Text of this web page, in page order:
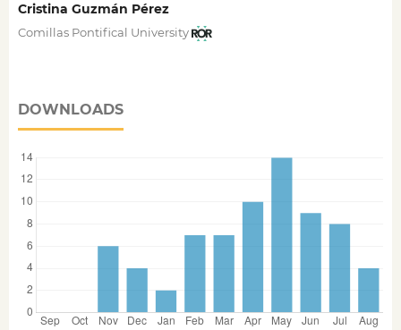
Cristina Guzmán Pérez
Comillas Pontifical University
DOWNLOADS